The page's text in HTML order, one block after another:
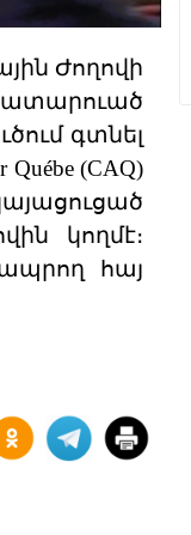
Ժողովի
գտնել
(CAQ)
կողմէ։
հայ